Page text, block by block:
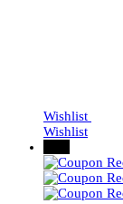
Wishlist
Wishlist